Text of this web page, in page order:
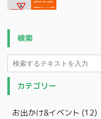
検索
カテゴリー
お出かけ&イベント (12)